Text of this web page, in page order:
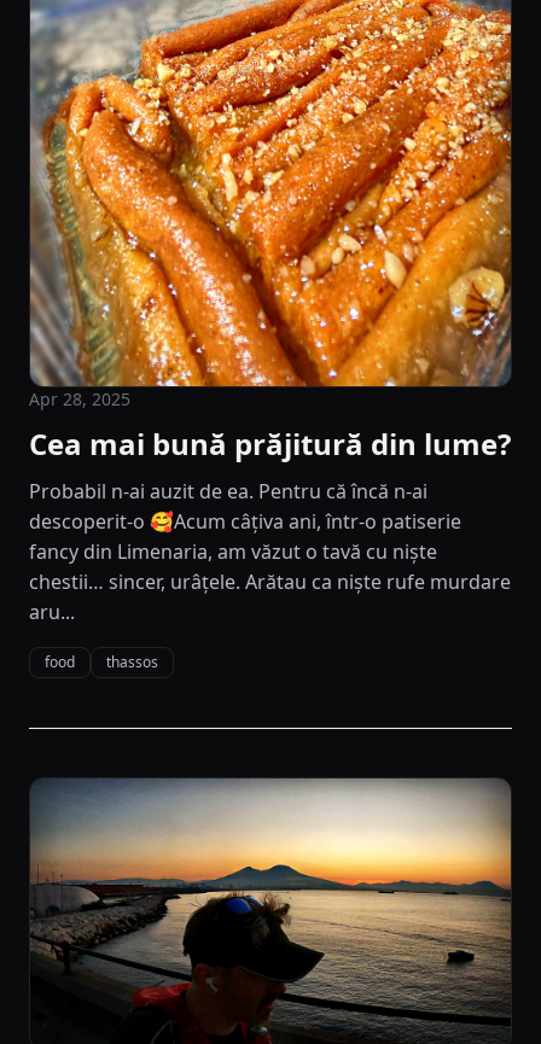
Apr 28, 2025
Cea mai bună prăjitură din lume?
Probabil n-ai auzit de ea. Pentru că încă n-ai
descoperit-o 🥰Acum câțiva ani, într-o patiserie
fancy din Limenaria, am văzut o tavă cu niște
chestii… sincer, urâțele. Arătau ca niște rufe murdare
aru...
food thassos